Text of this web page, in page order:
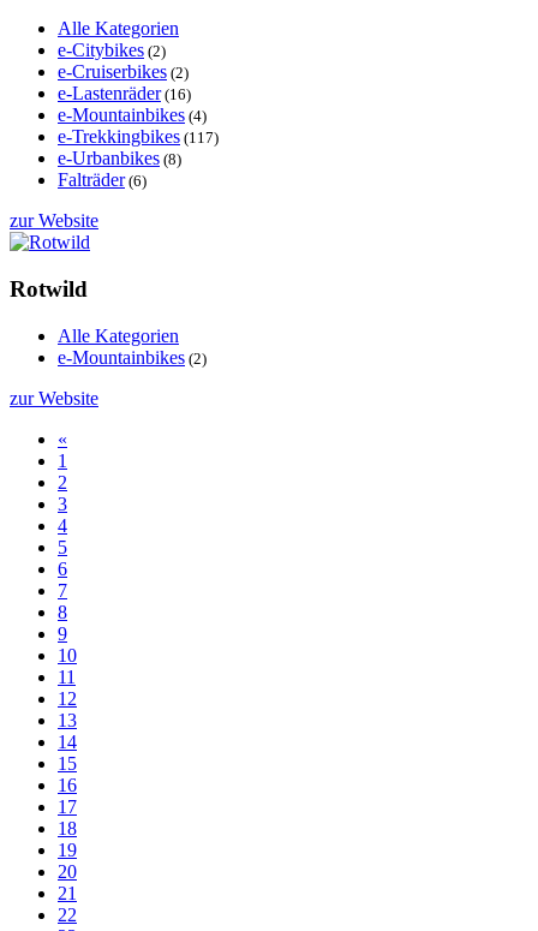
Alle Kategorien
e-Citybikes (2)
e-Cruiserbikes (2)
e-Lastenräder(16)
e-Mountainbikes (4)
e-Trekkingbikes (117)
e-Urbanbikes (8)
Falträder(6)
zur Website
Rotwild
Alle Kategorien
e-Mountainbikes (2)
zur Website
«
1
2
3
4
5
6
7
8
9
10
11
12
13
14
15
16
17
18
19
20
21
22